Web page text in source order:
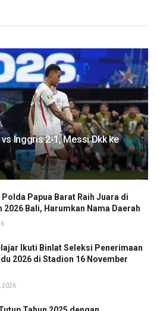
Inggris 2-1, Messi Dkk ke
Papua Barat Raih Juara di
2026 Bali, Harumkan Nama Daerah
Ikuti Binlat Seleksi Penerimaan
2026 di Stadion 16 November
2026